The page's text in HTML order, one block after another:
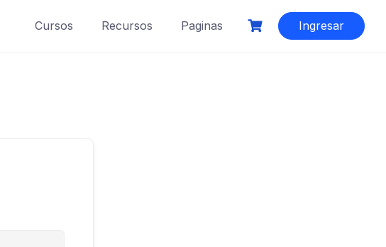
Cursos Recursos Paginas Ingresar